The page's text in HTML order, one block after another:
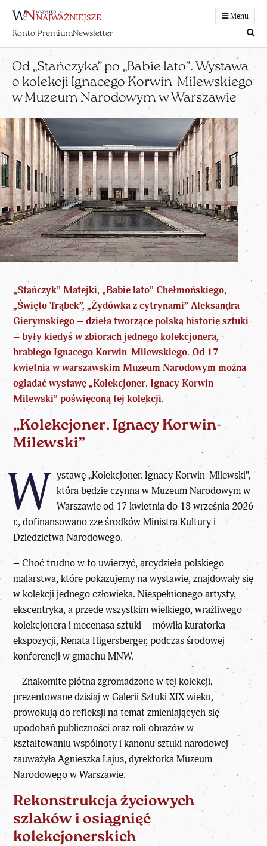
Menu
Konto PremiumNewsletter
Od „Stańczyka” po „Babie lato”. Wystawa
o kolekcji Ignacego Korwin-Milewskiego
w Muzeum Narodowym w Warszawie
„Stańczyk” Matejki, „Babie lato” Chełmońskiego,
„Święto Trąbek”, „Żydówka z cytrynami” Aleksandra
Gierymskiego – dzieła tworzące polską historię sztuki
– były kiedyś w zbiorach jednego kolekcjonera,
hrabiego Ignacego Korwin-Milewskiego. Od 17
kwietnia w warszawskim Muzeum Narodowym można
oglądać wystawę „Kolekcjoner. Ignacy Korwin-
Milewski” poświęconą tej kolekcji.
„Kolekcjoner. Ignacy Korwin-
Milewski”
W ystawę „Kolekcjoner. Ignacy Korwin-Milewski”,
która będzie czynna w Muzeum Narodowym w
Warszawie od 17 kwietnia do 13 września 2026
r., dofinansowano zze środków Ministra Kultury i
Dziedzictwa Narodowego.
– Choć trudno w to uwierzyć,arcydzieła polskiego
malarstwa, które pokazujemy na wystawie, znajdowały się
w kolekcji jednego człowieka. Niespełnionego artysty,
ekscentryka, a przede wszystkim wielkiego, wrażliwego
kolekcjonera i mecenasa sztuki – mówiła kuratorka
ekspozycji, Renata Higersberger, podczas środowej
konferencji w gmachu MNW.
– Znakomite płótna zgromadzone w tejkolekcji,
prezentowane dzisiaj w Galerii Sztuki XIX wieku,
prowokują do refleksji na temat zmieniających się
upodobań publiczności oraz roli obrazów w
kształtowaniu wspólnoty i kanonu sztuki narodowej –
zauważyła Agnieszka Lajus, dyrektorka Muzeum
Narodowego w Warszawie.
Rekonstrukcja życiowych
szlaków i osiągnięć
kolekcjonerskich